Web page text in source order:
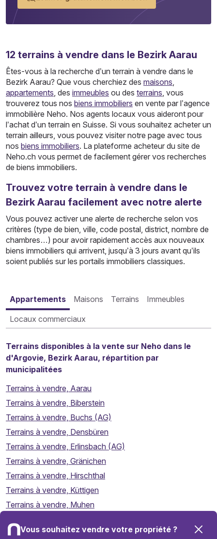
12 terrains à vendre dans le Bezirk Aarau
Êtes-vous à la recherche d’un terrain à vendre dans le
Bezirk Aarau? Que vous cherchiez des maisons,
appartements, des immeubles ou des terrains, vous
trouverez tous nos biens immobiliers en vente par l’agence
immobilière Neho. Nos agents locaux vous aideront pour
l’achat d’un terrain en Suisse. Si vous souhaitez acheter un
terrain ailleurs, vous pouvez visiter notre page avec tous
nos biens immobiliers. La plateforme acheteur du site de
Neho.ch vous permet de facilement gérer vos recherches
de biens immobiliers.
Trouvez votre terrain à vendre dans le
Bezirk Aarau facilement avec notre alerte
Vous pouvez activer une alerte de recherche selon vos
critères (type de bien, ville, code postal, district, nombre de
chambres…) pour avoir rapidement accès aux nouveaux
biens immobiliers qui arrivent, jusqu’à 3 jours avant qu’ils
soient publiés sur les portails immobiliers classiques.
Appartements Maisons Terrains Immeubles
Locaux commerciaux
Terrains disponibles à la vente sur Neho dans le
d'Argovie, Bezirk Aarau, répartition par
municipalitées
Terrains à vendre, Aarau
Terrains à vendre, Biberstein
Terrains à vendre, Buchs (AG)
Terrains à vendre, Densbüren
Terrains à vendre, Erlinsbach (AG)
Terrains à vendre, Gränichen
Terrains à vendre, Hirschthal
Terrains à vendre, Küttigen
Terrains à vendre, Muhen
Terrains à vendre, Suhr
Vous souhaitez vendre votre propriété ?